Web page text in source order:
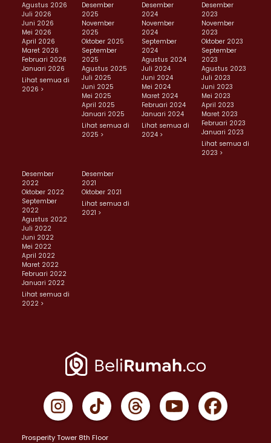
Agustus 2026
Juli 2026
Juni 2026
Mei 2026
April 2026
Maret 2026
Februari 2026
Januari 2026
Lihat semua di
2026 >
Desember
2025
November
2025
Oktober 2025
September
2025
Agustus 2025
Juli 2025
Juni 2025
Mei 2025
April 2025
Januari 2025
Lihat semua di
2025 >
Desember
2024
November
2024
September
2024
Agustus 2024
Juli 2024
Juni 2024
Mei 2024
Maret 2024
Februari 2024
Januari 2024
Lihat semua di
2024 >
Desember
2023
November
2023
Oktober 2023
September
2023
Agustus 2023
Juli 2023
Juni 2023
Mei 2023
April 2023
Maret 2023
Februari 2023
Januari 2023
Lihat semua di
2023 >
Desember
2022
Oktober 2022
September
2022
Agustus 2022
Juli 2022
Juni 2022
Mei 2022
April 2022
Maret 2022
Februari 2022
Januari 2022
Lihat semua di
2022 >
Desember
2021
Oktober 2021
Lihat semua di
2021 >
Prosperity Tower 8th Floor